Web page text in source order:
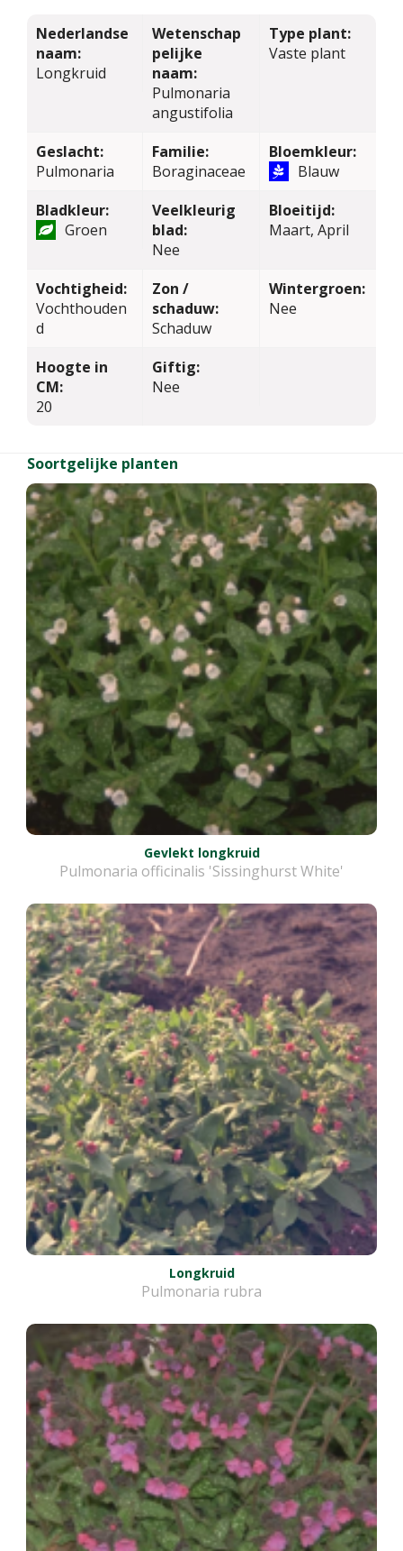
Nederlandse
naam:
Longkruid
Wetenschap
pelijke
naam:
Pulmonaria
angustifolia
Type plant:
Vaste plant
Geslacht:
Pulmonaria
Familie:
Boraginaceae
Bloemkleur:
Blauw
Bladkleur:
Groen
Veelkleurig
blad:
Nee
Bloeitijd:
Maart, April
Vochtigheid:
Vochthouden
d
Zon /
schaduw:
Schaduw
Wintergroen:
Nee
Hoogte in
CM:
20
Giftig:
Nee
Soortgelijke planten
Gevlekt longkruid
Pulmonaria officinalis 'Sissinghurst White'
Longkruid
Pulmonaria rubra